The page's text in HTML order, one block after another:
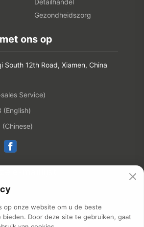
Detailhandel
Gezondheidszorg
ons op
South 12th Road, Xiamen, China
Service)
op onze website om u de beste
Door deze site te gebruiken, gaat